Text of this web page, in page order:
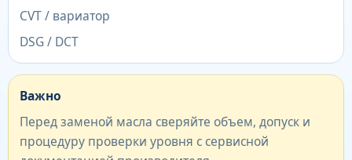
CVT / вариатор
DSG / DCT
Важно
Перед заменой масла сверяйте объем, допуск и
процедуру проверки уровня с сервисной